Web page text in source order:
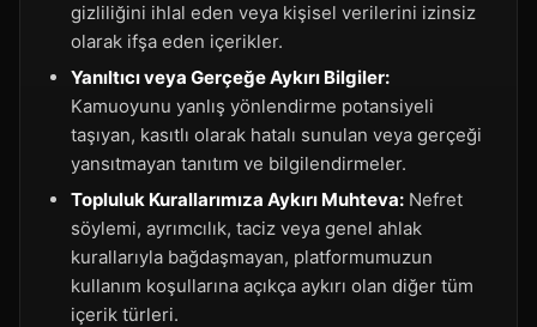
gizliliğini ihlal eden veya kişisel verilerini izinsiz
olarak ifşa eden içerikler.
Yanıltıcı veya Gerçeğe Aykırı Bilgiler:
Kamuoyunu yanlış yönlendirme potansiyeli
taşıyan, kasıtlı olarak hatalı sunulan veya gerçeği
yansıtmayan tanıtım ve bilgilendirmeler.
Topluluk Kurallarımıza Aykırı Muhteva: Nefret
söylemi, ayrımcılık, taciz veya genel ahlak
kurallarıyla bağdaşmayan, platformumuzun
kullanım koşullarına açıkça aykırı olan diğer tüm
içerik türleri.